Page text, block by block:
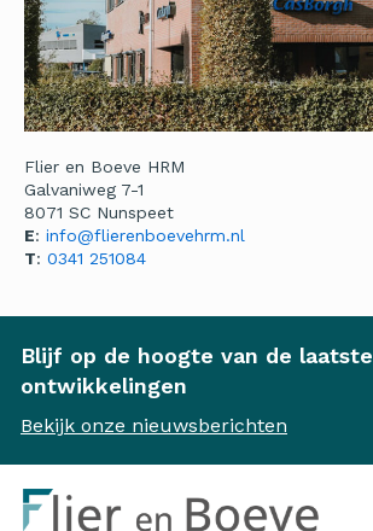
Flier en Boeve HRM
Galvaniweg 7-1
8071 SC Nunspeet
E: info@flierenboevehrm.nl
T: 0341 251084
Blijf op de hoogte van de laatste
ontwikkelingen
Bekijk onze nieuwsberichten